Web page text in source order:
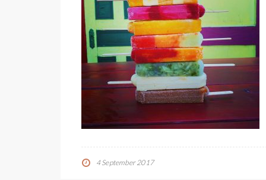
4 September 2017